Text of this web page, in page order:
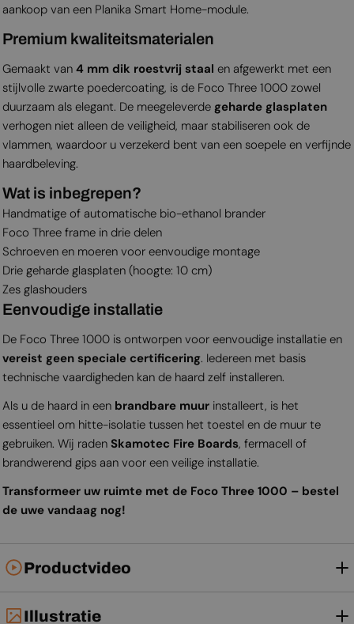
aankoop van een Planika Smart Home-module.
Premium kwaliteitsmaterialen
Gemaakt van 4 mm dik roestvrij staal en afgewerkt met een
stijlvolle zwarte poedercoating, is de Foco Three 1000 zowel
duurzaam als elegant. De meegeleverde geharde glasplaten
verhogen niet alleen de veiligheid, maar stabiliseren ook de
vlammen, waardoor u verzekerd bent van een soepele en verfijnde
haardbeleving.
Wat is inbegrepen?
Handmatige of automatische bio-ethanol brander
Foco Three frame in drie delen
Schroeven en moeren voor eenvoudige montage
Drie geharde glasplaten (hoogte: 10 cm)
Zes glashouders
Eenvoudige installatie
De Foco Three 1000 is ontworpen voor eenvoudige installatie en
vereist geen speciale certificering. Iedereen met basis
technische vaardigheden kan de haard zelf installeren.
Als u de haard in een brandbare muurinstalleert, is het
essentieel om hitte-isolatie tussen het toestel en de muur te
gebruiken. Wij raden Skamotec Fire Boards, fermacell of
brandwerend gips aan voor een veilige installatie.
Transformeer uw ruimte met de Foco Three 1000 – bestel
de uwe vandaag nog!
Productvideo
Illustratie